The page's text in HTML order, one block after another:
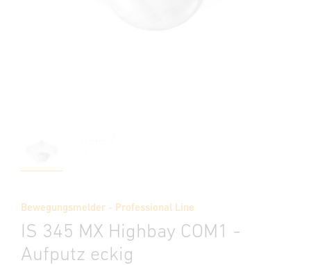
Bewegungsmelder - Professional Line
IS 345 MX Highbay COM1 -
Aufputz eckig